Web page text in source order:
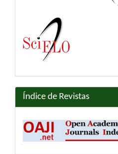
Índice de Revistas